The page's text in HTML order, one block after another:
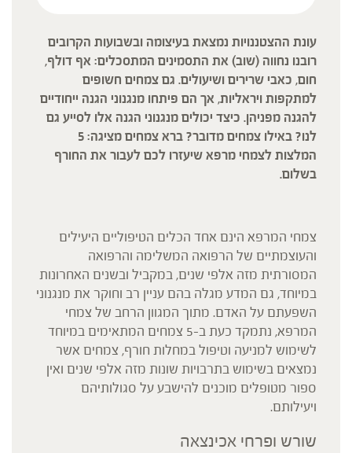
עונת ההצטננויות נמצאת בעיצומה ובשבועות הקרובים
רובנו נחווה (שוב) את התסמינים המתסכלים: אף דולף,
חום, כאבי שרירים ושיעולים. גם צמחים חשופים
למתקפות ויראליות, אך הם פיתחו מנגנוני הגנה ייחודיים
להגנה מפניהן. כיצד יכולים מנגנוני הגנה אלו לסייע גם
לנו? באילו צמחים מדובר? ברא צמחים מציגה: 5
המלצות לצמחי מרפא שיעזרו לכם לעבור את החורף
בשלום.
צמחי המרפא הינם אחד הכלים הטיפוליים היעילים
והעוצמתיים של הרפואה המשלימה והרפואה
המסורתית מזה אלפי שנים, במקביל ובשנים האחרונות
במיוחד, גם המדע מגלה בהם עניין רב וחוקר את מנגנוני
השפעתם על האדם. מתוך המגוון הרחב של צמחי
המרפא, נתמקד כעת ב-5 צמחים המתאימים במיוחד
לשימוש למניעה וטיפול במחלות חורף, צמחים אשר
נמצאים בשימוש בתרבויות שונות מזה אלפי שנים ואין
ספור מטופלים מוכנים להישבע על סגולותיהם
ויעילותם.
שורש ופרחי אכינצאה